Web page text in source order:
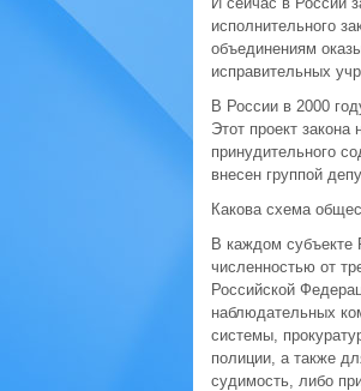
исполнительного
объединениям
исправительных
В России в 2000
Этот проект
принудительного
внесен группой
Какова схема
В каждом субъекте
численностью от
Российской
наблюдательных
системы,
полиции, а также
судимость, либо